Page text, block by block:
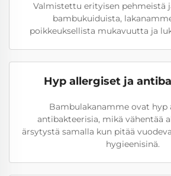
Valmistettu erityisen pehmeistä
bambukuiduista,
poikkeuksellista mukavuutta ja
Hyp allergiset ja
Bambulakanamme ovat hyp
antibakteerisia, mikä vähentää
ärsytystä samalla kun pitää
hygieenisinä.